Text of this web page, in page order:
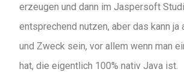
erzeugen und dann im Jaspersoft
entsprechend nutzen, aber das kann ja
und Zweck sein, vor allem wenn man
hat, die eigentlich 100% nativ Java ist.